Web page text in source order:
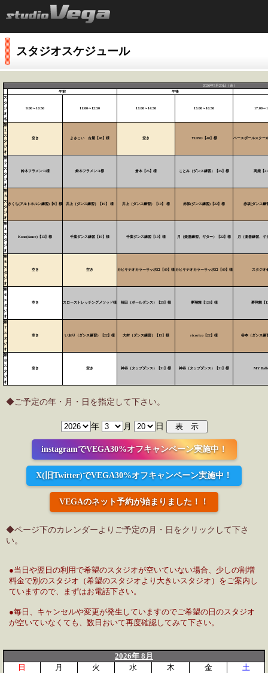
スタジオスケジュール
2026年3月20日（金）
午前
午後
ス
タ
ジ
オ
名
9:00～10:50 11:00～12:50 13:00～14:50 15:00～16:50 17:00～
第
１
ス
タ
ジ
オ
空き よさこい 古屋【48】様 空き YUINO【48】様 ベースボールスクー
第
２
ス
タ
ジ
オ
鈴木フラメンコ様 鈴木フラメンコ様 倉本【25】様 ことみ（ダンス練習）【25】様 高柴【
第
３
ス
タ
ジ
オ
きくち(アルトホルン練習)【9】様 井上（ダンス練習）【19】 様 井上（ダンス練習）【19】 様 赤坂(ダンス練習)【22】様 赤坂(ダンス練
第
４
ス
タ
ジ
オ
Kono(dance)【13】様 千葉ダンス練習【19】様 千葉ダンス練習【19】様 月（楽器練習、ギター）【22】様 月（楽器練習、ギ
第
５
ス
タ
ジ
オ
空き 空き カヒキナオカラーサッポロ【49】様 カヒキナオカラーサッポロ【49】様 スタジオ
第
６
ス
タ
ジ
オ
空き スローストレッチングメソッド様 福田（ポールダンス）【25】様 夢翔舞【126】様 夢翔舞【
第
７
ス
タ
ジ
オ
空き いおり（ダンス練習）【22】様 大村（ダンス練習）【15】様 ricorico【22】様 谷本（ダンス練
第
８
ス
タ
ジ
オ
空き 空き 神谷（タップダンス）【31】様 神谷（タップダンス）【31】様 MY
◆ご予定の年・月・日を指定して下さい。
年 月 日
instagramでVEGA30%オフキャンペーン実施中！
X(旧Twitter)でVEGA30%オフキャンペーン実施中！
VEGAのネット予約が始まりました！！
◆ページ下のカレンダーよりご予定の月・日をクリックして下さ
い。
●当日や翌日の利用で希望のスタジオが空いていない場合、少しの割増
料金で別のスタジオ（希望のスタジオより大きいスタジオ）をご案内し
ていますので、まずはお電話下さい。
●毎日、キャンセルや変更が発生していますのでご希望の日のスタジオ
が空いていなくても、数日おいて再度確認してみて下さい。
2026年 8月
日
月 火 水 木 金
土